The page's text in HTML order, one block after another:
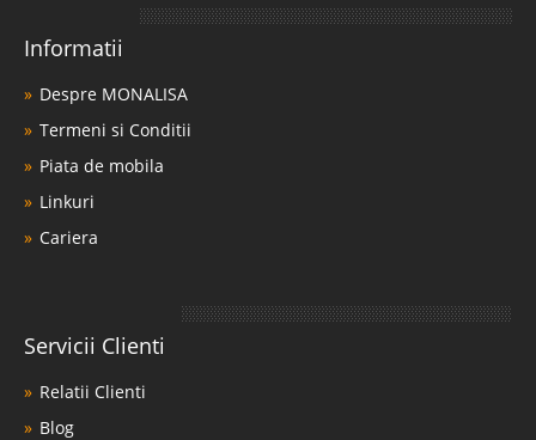
Informatii
Despre MONALISA
Termeni si Conditii
Piata de mobila
Linkuri
Cariera
Servicii Clienti
Relatii Clienti
Blog